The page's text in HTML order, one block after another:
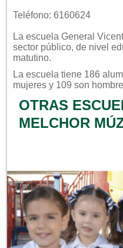
Teléfono: 6160624
La escuela General
sector público, de nivel
matutino.
La escuela tiene 186
mujeres y 109 son
OTRAS
MELCHOR